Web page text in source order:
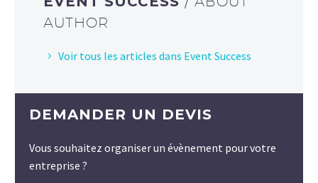
AUTHOR
Voir tous les articles dans Event Success
DEMANDER UN DEVIS
Vous souhaitez organiser un évènement pour votre
entreprise ?